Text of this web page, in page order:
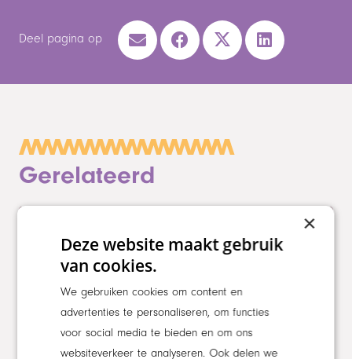
Deel pagina op
Gerelateerd
Medewerkers Werken bij
×
Deze website maakt gebruik
van cookies.
We gebruiken cookies om content en
advertenties te personaliseren, om functies
voor social media te bieden en om ons
websiteverkeer te analyseren. Ook delen we